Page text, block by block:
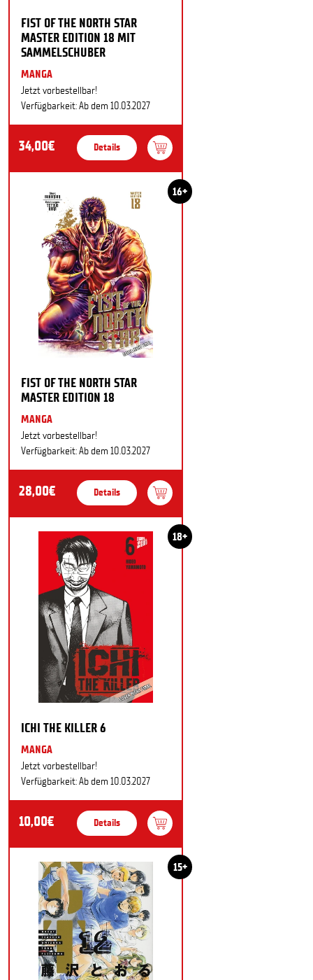
FIST OF THE NORTH STAR
MASTER EDITION 18 MIT
SAMMELSCHUBER
MANGA
Jetzt vorbestellbar!
Verfügbarkeit: Ab dem 10.03.2027
34,00€ Details
16+
FIST OF THE NORTH STAR
MASTER EDITION 18
MANGA
Jetzt vorbestellbar!
Verfügbarkeit: Ab dem 10.03.2027
28,00€ Details
18+
ICHI THE KILLER 6
MANGA
Jetzt vorbestellbar!
Verfügbarkeit: Ab dem 10.03.2027
10,00€ Details
15+